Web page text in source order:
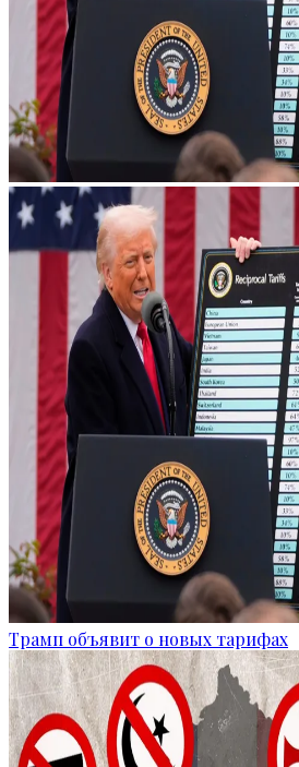
Трамп объявит о новых тарифах